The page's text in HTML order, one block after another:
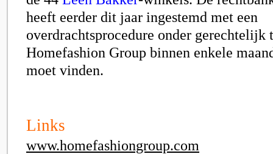
heeft eerder dit jaar ingestemd met een
overdrachtsprocedure onder gerechtelijk
Homefashion Group binnen enkele
moet vinden.
Links
www.homefashiongroup.com